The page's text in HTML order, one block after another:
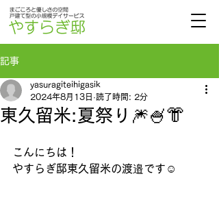
記事
東久留米:夏祭り🎆🍧👘
yasuragiteihigasik
2024年8月13日 読了時間: 2分
こんにちは！
やすらぎ邸東久留米の渡邉です☺️